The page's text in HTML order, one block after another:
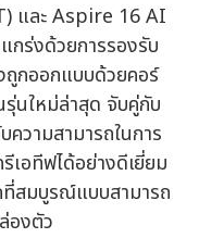
และ Aspire 16 AI
ร่งด้วยการรองรับ
กออกแบบด้วยคอร์
นใหม่ล่าสุด จับคู่กับ
วามสามารถในการ
อทีฟได้อย่างดีเยี่ยม
ที่สมบูรณ์แบบสามารถ
องตัว